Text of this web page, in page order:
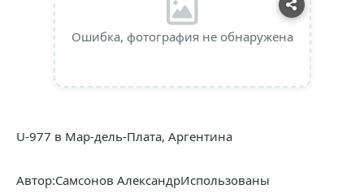
Ошибка, фотография не обнаружена
U-977 в Мар-дель-Плата, Аргентина
Автор:Самсонов АлександрИспользованы